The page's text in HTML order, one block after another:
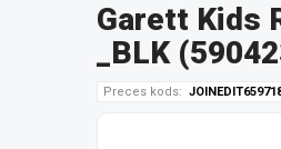
Garett Kids
_BLK
Preces kods: